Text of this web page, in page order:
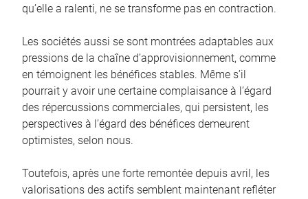
qu’elle a ralenti, ne se transforme pas en contraction.
Les sociétés aussi se sont montrées adaptables aux
pressions de la chaîne d’approvisionnement, comme
en témoignent les bénéfices stables. Même s’il
pourrait y avoir une certaine complaisance à l’égard
des répercussions commerciales, qui persistent, les
perspectives à l’égard des bénéfices demeurent
optimistes, selon nous.
Toutefois, après une forte remontée depuis avril, les
valorisations des actifs semblent maintenant refléter